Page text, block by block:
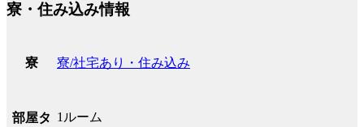
寮・住み込み情報
寮 寮/社宅あり・住み込み
部屋タ 1ルーム